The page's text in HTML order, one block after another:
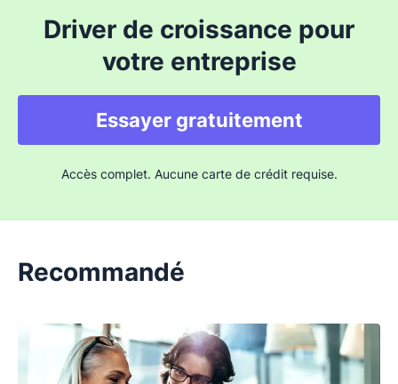
Driver de croissance pour
votre entreprise
Essayer gratuitement
Accès complet. Aucune carte de crédit requise.
Recommandé